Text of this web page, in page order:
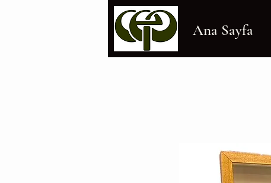
Ana Sayfa